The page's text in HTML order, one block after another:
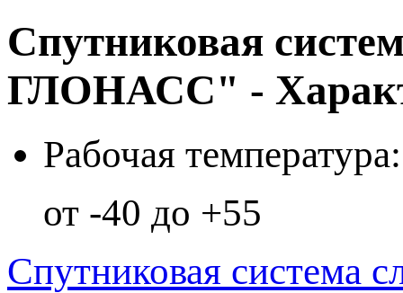
Спутниковая
ГЛОНАСС" -
Рабочая температура:
от -40 до +55
Спутниковая